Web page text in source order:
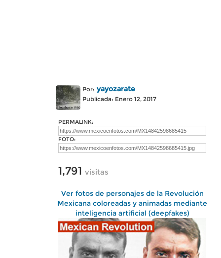
Por: yayozarate
Publicada: Enero 12, 2017
PERMALINK:
FOTO:
1,791 visitas
Ver fotos de personajes de la Revolución
Mexicana coloreadas y animadas mediante
inteligencia artificial (deepfakes)